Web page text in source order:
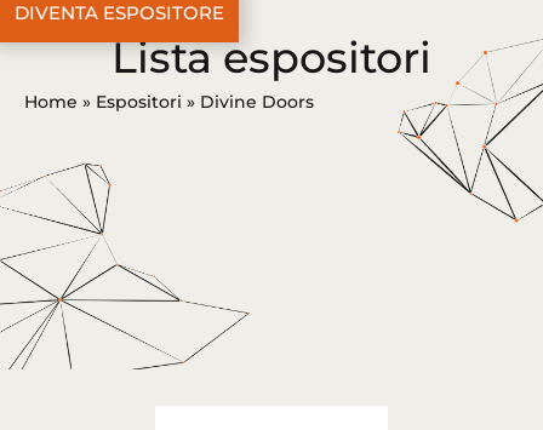
DIVENTA ESPOSITORE
Lista espositori
Home » Espositori » Divine Doors